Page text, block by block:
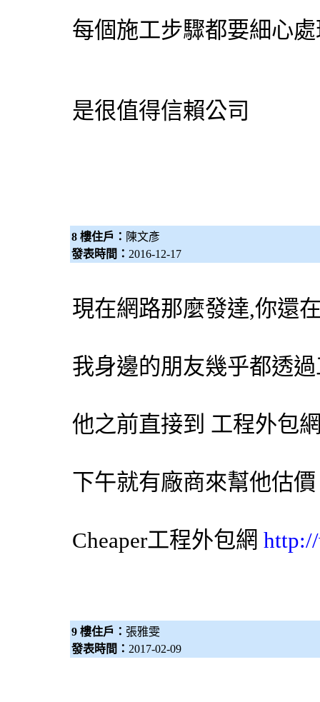
每個施工步驟都要細心
是很值得信賴公司
8 樓住戶： 陳文彥
發表時間： 2016-12-17
現在網路那麼發達,你還
我身邊的朋友幾乎都透
他之前直接到 工程外包
下午就有廠商來幫他估價
Cheaper工程外包網
9 樓住戶： 張雅雯
發表時間： 2017-02-09